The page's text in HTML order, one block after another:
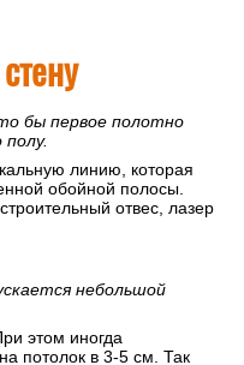
бы первое полотно
линию, которая
обойной полосы.
отвес, лазер
небольшой
этом иногда
потолок в 3-5 см. Так